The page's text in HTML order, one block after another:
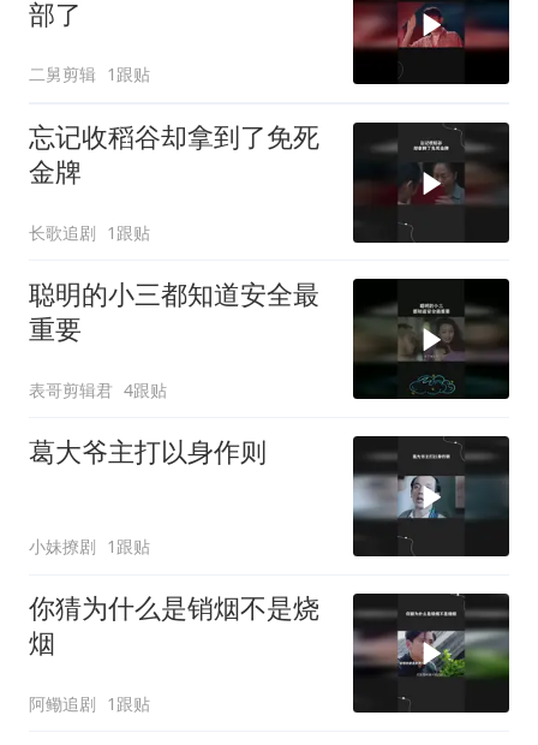
部了
二舅剪辑 1跟贴
忘记收稻谷却拿到了免死
金牌
长歌追剧 1跟贴
聪明的小三都知道安全最
重要
表哥剪辑君 4跟贴
葛大爷主打以身作则
小妹撩剧 1跟贴
你猜为什么是销烟不是烧
烟
阿鳓追剧 1跟贴